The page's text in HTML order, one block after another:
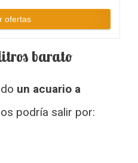
ofertas
barato
un acuario a
podría salir por: